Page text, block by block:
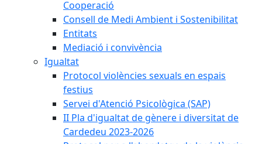
Cooperació
Consell de Medi Ambient i Sostenibilitat
Entitats
Mediació i convivència
Igualtat
Protocol violències sexuals en espais
festius
Servei d'Atenció Psicològica (SAP)
II Pla d'igualtat de gènere i diversitat de
Cardedeu 2023-2026